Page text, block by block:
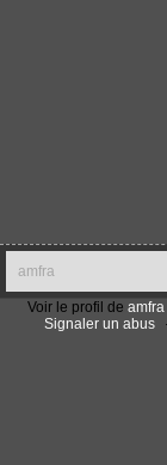
amfra
Voir le profil de amfra
Signaler un abus